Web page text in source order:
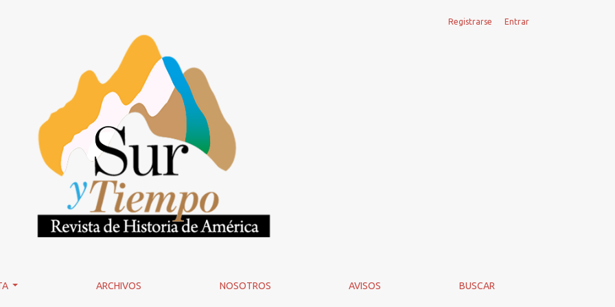
engrenagem do terrorismo empresarial midiático
ARCHIVOS NOSOTROS AVISOS BUSCAR
Registrarse Entrar